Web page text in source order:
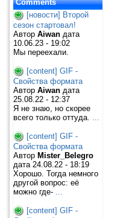
Comments
[новости] Второй
сезон стартовал!
Автор Aiwan дата
10.06.23 - 19:02
Мы переехали.
[content] GIF -
Свойства формата
Автор Aiwan дата
25.08.22 - 12:37
Я не знаю, но скорее
всего только оттуда.
[content] GIF -
Свойства формата
Автор Mister_Belegro
дата 24.08.22 - 18:19
Хорошо. Тогда немного
другой вопрос: её
можно где-
[content] GIF -